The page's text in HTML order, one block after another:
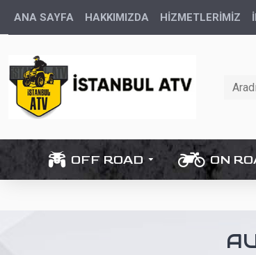
ANA SAYFA HAKKIMIZDA HİZMETLERİMİZ
OFF ROAD ON